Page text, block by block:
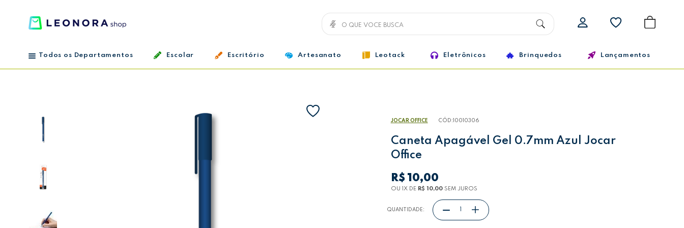
Todos os Departamentos Escolar Escritório Artesanato Leotack Eletrônicos Brinquedos Lançamentos
JOCAR OFFICE CÓD: 10010306
Caneta Apagável Gel 0.7mm Azul Jocar
Office
R$ 10,00
OU 1XDE R$ 10,00SEM JUROS
QUANTIDADE: